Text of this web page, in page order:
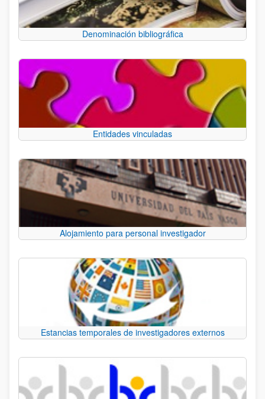
Denominación bibliográfica
Entidades vinculadas
Alojamiento para personal investigador
Estancias temporales de investigadores externos